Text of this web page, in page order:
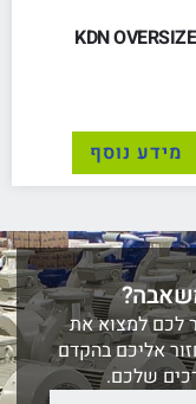
KDN OVERSIZE
מידע נוסף
לכם למצוא את
אליכם בהקדם
שלכם.